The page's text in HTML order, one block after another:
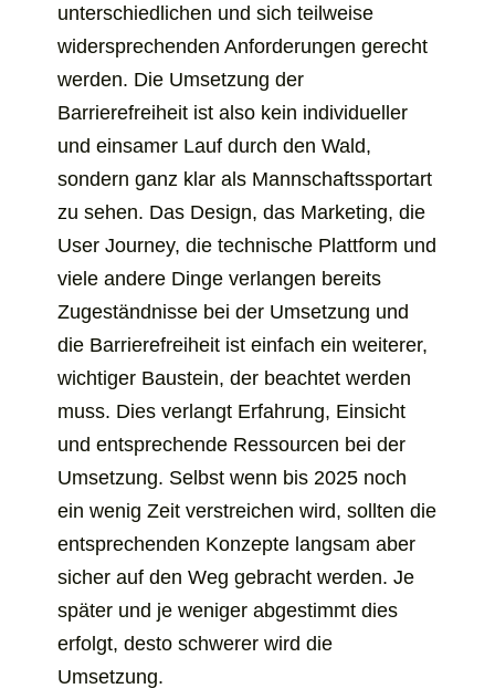
Tab
unterschiedlichen und sich teilweise
widersprechenden Anforderungen gerecht
werden. Die Umsetzung der
Barrierefreiheit ist also kein individueller
und einsamer Lauf durch den Wald,
sondern ganz klar als Mannschaftssportart
zu sehen. Das Design, das Marketing, die
User Journey, die technische Plattform und
viele andere Dinge verlangen bereits
Zugeständnisse bei der Umsetzung und
die Barrierefreiheit ist einfach ein weiterer,
wichtiger Baustein, der beachtet werden
muss. Dies verlangt Erfahrung, Einsicht
und entsprechende Ressourcen bei der
Umsetzung. Selbst wenn bis 2025 noch
ein wenig Zeit verstreichen wird, sollten die
entsprechenden Konzepte langsam aber
sicher auf den Weg gebracht werden. Je
später und je weniger abgestimmt dies
erfolgt, desto schwerer wird die
Umsetzung.